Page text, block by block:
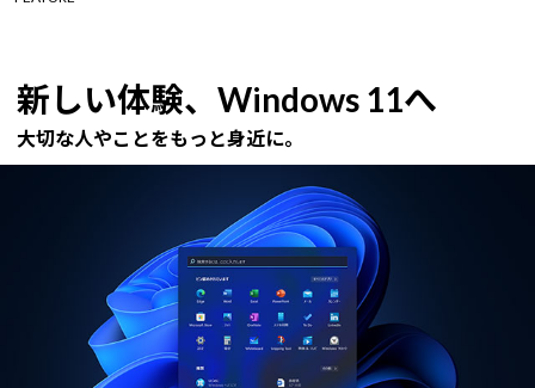
新しい体験、Windows 11へ
大切な人やことをもっと身近に。